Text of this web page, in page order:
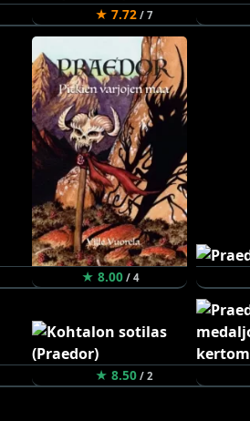
★ 7.72/ 7
★ 8.00/ 4
★ 8.50/ 2